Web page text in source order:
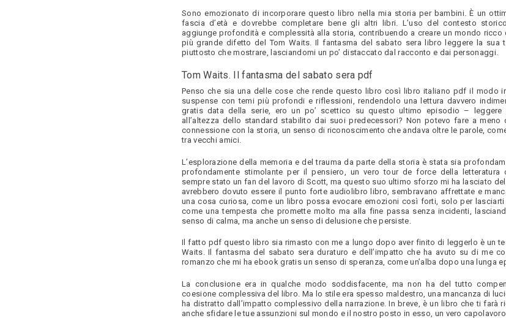
Sono emozionato di incorporare questo libro nella mia storia per bambini. È un
fascia d’età e dovrebbe completare bene gli altri libri. L’uso del contesto
aggiunge profondità e complessità alla storia, contribuendo a creare un mondo ricco
più grande difetto del Tom Waits. Il fantasma del sabato sera libro leggere la sua
piuttosto che mostrare, lasciandomi un po’ distaccato dal racconto e dai personaggi.
Tom Waits. Il fantasma del sabato sera pdf
Penso che sia una delle cose che rende questo libro così libro italiano pdf il modo
suspense con temi più profondi e riflessioni, rendendolo una lettura davvero
gratis data della serie, ero un po’ scettico su questo ultimo episodio – leggere
all’altezza dello standard stabilito dai suoi predecessori? Non potevo fare a
connessione con la storia, un senso di riconoscimento che andava oltre le parole,
tra vecchi amici.
L’esplorazione della memoria e del trauma da parte della storia è stata sia
profondamente stimolante per il pensiero, un vero tour de force della letteratura
sempre stato un fan del lavoro di Scott, ma questo suo ultimo sforzo mi ha lasciato
avrebbero dovuto essere il punto forte audiolibro libro, sembravano affrettate e
una cosa curiosa, come un libro possa evocare emozioni così forti, solo per lasciarti
come una tempesta che promette molto ma alla fine passa senza incidenti,
senso di calma, ma anche un senso di delusione che persiste.
Il fatto pdf questo libro sia rimasto con me a lungo dopo aver finito di leggerlo è un
Waits. Il fantasma del sabato sera duraturo e dell’impatto che ha avuto su di me
romanzo che mi ha ebook gratis un senso di speranza, come un’alba dopo una lunga
La conclusione era in qualche modo soddisfacente, ma non ha del tutto
coesione complessiva del libro. Ma lo stile era spesso maldestro, una mancanza di
ha distratto dall’impatto complessivo della narrazione. In breve, è un libro che ti farà
anche sfidare le tue assunzioni sul mondo e il nostro posto in esso, un vero